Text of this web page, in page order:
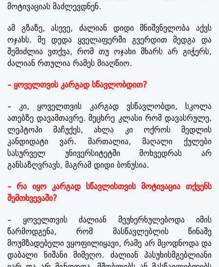
მოტივაციას მაძლევდნენ.
ამ გზაზე, ასევე, ძალიან დიდი მნიშვნელობა აქვს
ოჯახს. მე დედა ყველაფერში გვერდით მედგა და
შემიძლია ვთქვა, რომ თუ ოჯახი მხარს არ გიჭერს,
ძალიან რთულია რამეს მიაღწიო.
– ყოველთვის კარგად სწავლობდით?
– კი, ყოველთვის კარგად ვსწავლობდი, სკოლა
ათებზე დავამთავრე. მეცხრე კლასი რომ დავასრულე,
ლეპტოპი მაჩუქეს, ახლა კი ოქროს მედლის
კანდიდატი ვარ. მართალია, მაღალი ქულები
სასურველ უნივერსიტეტში მოხვედრას არ
განსაზღვრავს, მაგრამ დიდი ბონუსია.
– რა იყო კარგად სწავლისთვის მოტივაცია თქვენს
შემთხვევაში?
– ყოველთვის ძალიან მეუხერხულებოდა იმის
წარმოდგენა, რომ მასწავლებლის წინაშე
მოუმზადებელი ვყოფილიყავი, რამე არ მცოდნოდა და
დაბალი ნიშანი მიმეღო. ძალიან პასუხისმგებლიანი